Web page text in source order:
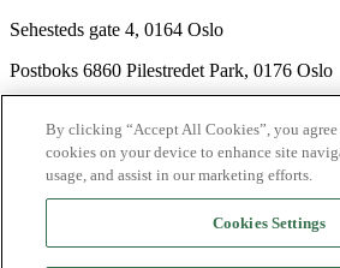
Sehesteds gate 4, 0164 Oslo
Postboks 6860 Pilestredet Park, 0176 Oslo
Nyhetsbrev
Ledige stillinger
Send inn manus
By clicking “Accept All Cookies”, you
cookies on your device to enhance site
usage, and assist in our marketing efforts.
Cookies Settings